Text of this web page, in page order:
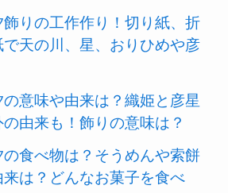
飾りの工作作り！切り紙、折
で天の川、星、おりひめや彦
の意味や由来は？織姫と彦星
の由来も！飾りの意味は？
の食べ物は？そうめんや索餅
来は？どんなお菓子を食べ